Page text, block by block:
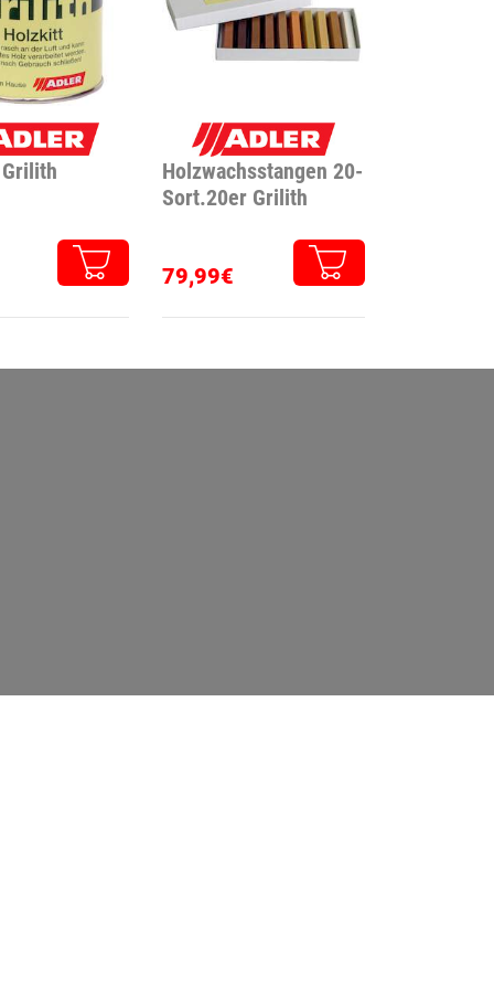
Holzwachsstangen 20-
Sort.20er Grilith
79,99€